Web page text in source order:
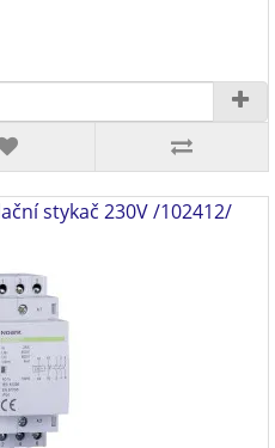
stykač 230V /102412/